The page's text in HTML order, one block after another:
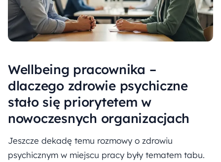
Wellbeing pracownika –
dlaczego zdrowie psychiczne
stało się priorytetem w
nowoczesnych organizacjach
Jeszcze dekadę temu rozmowy o zdrowiu
psychicznym w miejscu pracy były tematem tabu.